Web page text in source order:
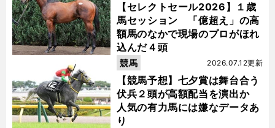
【セレクトセール2026】１歳
馬セッション 「億超え」の高
額馬のなかで現場のプロがほれ
込んだ４頭
【競馬予想】七夕賞は舞台合う
伏兵２頭が高額配当を演出か
人気の有力馬には嫌なデータあ
り
2026.07.12更新
競馬